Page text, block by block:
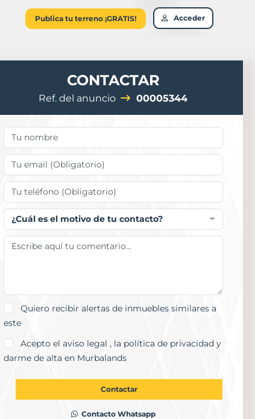
Publica tu terreno ¡GRATIS! Acceder
CONTACTAR
Ref. del anuncio 00005344
¿Cuál es el motivo de tu contacto?
Quiero recibir alertas de inmuebles similares a
este
Acepto el aviso legal , la política de privacidady
darme de alta en Murbalands
Contactar
Contacto Whatsapp